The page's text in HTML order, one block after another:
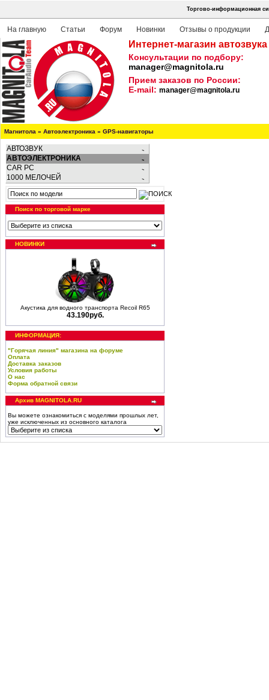
Торгово-информационная
На главную Статьи Форум Новинки Отзывы о продукции
Интернет-магазин
Консультации по подбору:
manager@magnitola.ru
Прием заказов по России:
E-mail: manager@magnitola.ru
Магнитола » Автоэлектроника » GPS-навигаторы
АВТОЗВУК
АВТОЭЛЕКТРОНИКА
CAR PC
1000 МЕЛОЧЕЙ
Поиск по торговой марке
НОВИНКИ
Акустика для водного транспорта Recoil R65
43.190руб.
ИНФОРМАЦИЯ:
"Горячая линия" магазина на форуме
Оплата
Доставка заказов
Условия работы
О нас
Форма обратной связи
Архив MAGNITOLA.RU
Вы можете ознакомиться с моделями прошлых лет,
уже исключенных из основного каталога